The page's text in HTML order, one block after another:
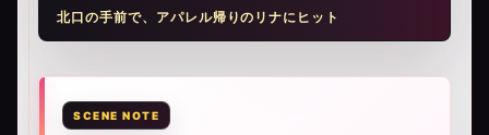
北口の手前で、アパレル帰りのリナにヒット